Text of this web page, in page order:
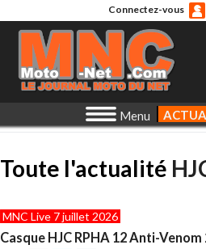
Connectez-vous
Menu
Toute l'actualité
MNC Live 7 juillet 2026
Casque HJC RPHA 12 Anti-Venom